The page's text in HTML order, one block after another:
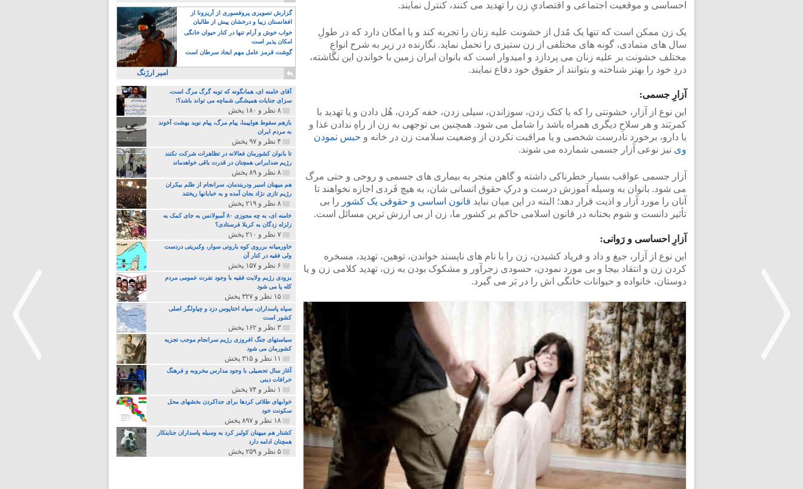
احساسی و موقعیت اجتماعی و اقتصادیِ زن را تهدید می کنند، کنترل نمایند.
یک زن ممکن است که تنها یک مُدل از خشونت علیه زنان را تجربه کند و یا امکان دارد که در طولِ
سال های متمادی، گونه های مختلفی از زن ستیزی را تحمل نماید. نگارنده در زیر به شرح انواعِ
مختلف خشونت بر علیه زنان می پردازد و امیدوار است که بانوان ایران زمین با خواندن این نگاشته،
دردِ خود را بهتر شناخته و بتوانند از حقوق خود دفاع نمایند.
آزارِ جسمی:
این نوع از آزار، خشونتی را که با کتک زدن، سوزاندن، سیلی زدن، خفه کردن، هُل دادن و یا تهدید با
کمربَند و هر سلاحِ دیگری همراه باشد را شامل می شود. همچنین بی توجهی به زن از راهِ ندادن غذا و
یا دارو، برخورد نادرست شخصی و یا مراقبت نکردن از وضعیت سلامت زن در خانه و حبس نمودن
وی نیز نوعی آزار جسمی شمارده می شوند.
آزار جسمی عواقب بسیار خطرناکی داشته و گاهن منجر به بیماری های جسمی و روحی و حتی مرگ
می شود. بانوان به وسیله آموزش درست و درکِ حقوق انسانی شان، به هیچ فَردی اجازه نخواهند تا
آنان را مورد آزار و اذیت قرار دهد؛ البته در این میان نباید قانون اساسی و حقوقی یک کشور را بی
تأثیر دانست و شوم بختانه در قانون اسلامی حاکم بر کشور ما، زن از بی ارزش ترین مسائل است.
آزارِ احساسی و رَوانی:
این نوع از آزار، جیغ و داد و فریاد کشیدن، زن را با نام های ناپسند خواندن، توهین، تهدید، مسخره
کردن زن و انتقاد بیجا و بی مورد نمودن، حسودی زجرآور و مشکوک بودن به زن، تهدید کلامی زن و یا
دوستان، خانواده و حیوانات خانگی اش را در بَر می گیرد.
گزارش تصویری پروفسوری از آریزونا از
افغانستان زیبا و درخشان پیش از طالبان
خواب خوش و آرام تنها در کنار حیوان خانگی
امکان پذیر است
گوشت قرمز عامل مهم ایجاد سرطان است
امیر ارژنگ
آقای خامنه ای، همانگونه که توبه گرگ مرگ است،
سزای جنایات همیشگی شماچه می تواند باشد؟!
۸ نظر و ۱۸۰ پخش
بازهم سقوط هواپیما، پیام مرگ، پیام نوید بهشت آخوند
به مردم ایران
۴ نظر و ۹۷ پخش
تا بانوان کشورمان فعالانه در تظاهرات شرکت نکنند
رژیم ضدایرانی همچنان در قدرت باقی خواهدماند
۸ نظر و ۸۹ پخش
هم میهنان اسیر ودربندمان، سرانجام از ظلم بیکران
رژیم تازی نژاد بجان آمده و به خبابانها ریختند
۸ نظر و ۲۱۹ پخش
خامنه ای، به چه مجوزی ۸۰ آمبولانس به جای کمک به
زلزله زدگان به کربلا فرستادی؟
۷ نظر و ۲۱۰ پخش
خاورمیانه برروی کوه باروتی سوار، وکبریتی دردست
ولی فقیه در کنار آن
۶ نظر و ۱۵۷ پخش
بزودی رژیم ولایت فقیه با وجود نفرت عمومی مردم
کله پا می شود
۱۵ نظر و ۳۲۷ پخش
سپاه پاسداران، سپاه اختاپوس دزد و چپاولگر اصلی
کشور است
۳ نظر و ۱۶۲ پخش
سیاستهای جنگ افروزی رژیم سرانجام موجب تجزیه
کشورمان می شود
۱۱ نظر و ۳۱۵ پخش
آغاز سال تحصیلی با وجود مدارس مخروبه و فرهنگ
خرافات دینی
۱ نظر و ۷۴ پخش
خوابهای طلائی کردها برای جداکردن بخشهای محل
سکونت خود
۱۸ نظر و ۸۹۷ پخش
کشتار هم میهنان کولبر کرد به وسیله پاسداران جنایتکار
همچنان ادامه دارد
۵ نظر و ۲۵۹ پخش